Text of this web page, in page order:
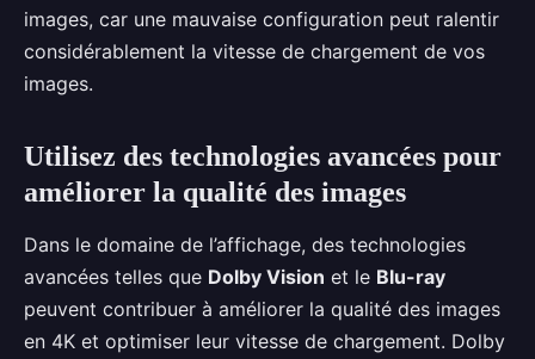
images, car une mauvaise configuration peut ralentir
considérablement la vitesse de chargement de vos
images.
Utilisez des technologies avancées pour
améliorer la qualité des images
Dans le domaine de l’affichage, des technologies
avancées telles que Dolby Vision et le Blu-ray
peuvent contribuer à améliorer la qualité des images
en 4K et optimiser leur vitesse de chargement. Dolby